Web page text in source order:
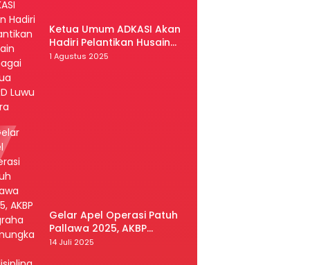
Ketua Umum ADKASI Akan
Hadiri Pelantikan Husain
Sebagai Ketua DPRD Luwu
1 Agustus 2025
Gelar Apel Operasi Patuh
Pallawa 2025, AKBP
Nugraha Pamungkas:
14 Juli 2025